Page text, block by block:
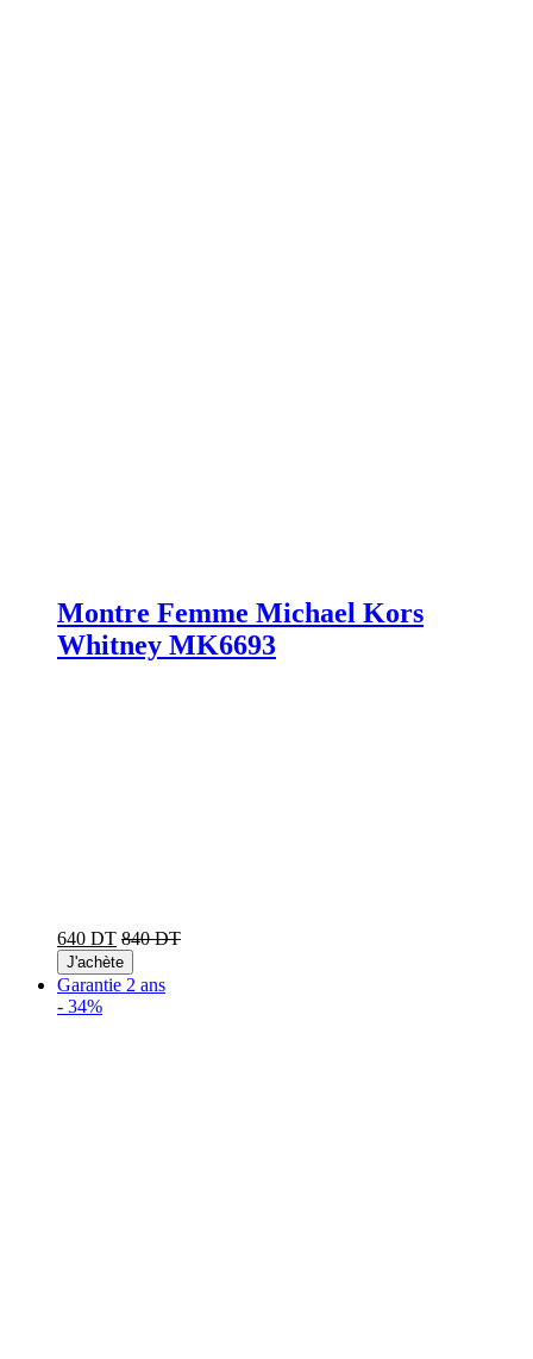
Montre Femme Michael Kors
Whitney MK6693
640 DT 840 DT
J'achète
Garantie 2 ans
- 34%